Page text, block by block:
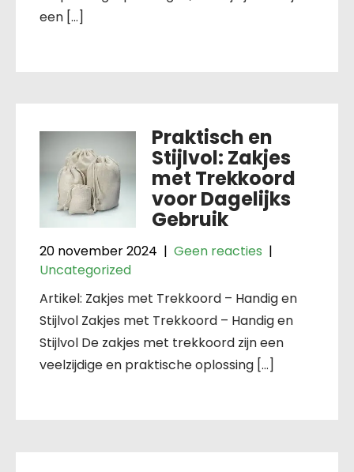
een […]
Praktisch en
Stijlvol: Zakjes
met Trekkoord
voor Dagelijks
Gebruik
20 november 2024 | Geen reacties |
Uncategorized
Artikel: Zakjes met Trekkoord – Handig en
Stijlvol Zakjes met Trekkoord – Handig en
Stijlvol De zakjes met trekkoord zijn een
veelzijdige en praktische oplossing […]